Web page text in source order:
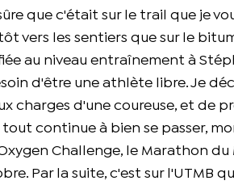
que c'était sur le trail que je
vers les sentiers que sur le
au niveau entraînement à
d'être une athlète libre. Je
charges d'une coureuse, et de
continue à bien se passer,
Challenge, le Marathon du
Par la suite, c'est sur l'UTMB